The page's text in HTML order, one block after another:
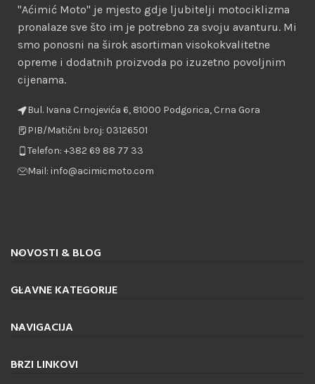
"Aćimić Moto" je mjesto gdje ljubitelji motociklizma
pronalaze sve što im je potrebno za svoju avanturu. Mi
smo ponosni na širok asortiman visokokvalitetne
opreme i dodatnih proizvoda po izuzetno povoljnim
cijenama.
Bul. Ivana Crnojevića 6, 81000 Podgorica, Crna Gora
PIB/Matični broj: 03126501
Telefon: +382 69 88 77 33
Mail: info@acimicmoto.com
NOVOSTI & BLOG
GLAVNE KATEGORIJE
NAVIGACIJA
BRZI LINKOVI